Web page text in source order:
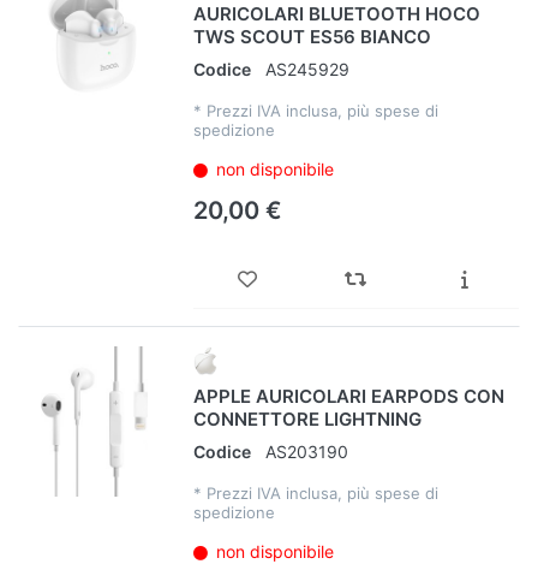
AURICOLARI BLUETOOTH HOCO
TWS SCOUT ES56 BIANCO
Codice AS245929
* Prezzi IVA inclusa, più spese di
spedizione
non disponibile
20,00 €
APPLE AURICOLARI EARPODS CON
CONNETTORE LIGHTNING
Codice AS203190
* Prezzi IVA inclusa, più spese di
spedizione
non disponibile